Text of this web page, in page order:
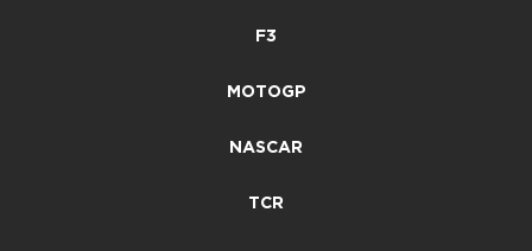
F3
MOTOGP
NASCAR
TCR